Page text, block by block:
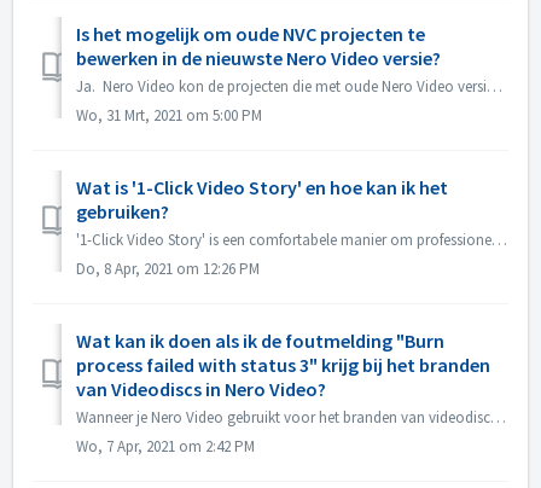
Is het mogelijk om oude NVC projecten te
bewerken in de nieuwste Nero Video versie?
Ja. Nero Video kon de projecten die met oude Nero Video versies waren gemaakt openen en bewerken. Maar de oude Nero Video kan geen projecten openen die m...
Wo, 31 Mrt, 2021 om 5:00 PM
Wat is '1-Click Video Story' en hoe kan ik het
gebruiken?
'1-Click Video Story' is een comfortabele manier om professionele diavoorstellingen en films te maken, gewoon via drag & drop, en slechts één kl...
Do, 8 Apr, 2021 om 12:26 PM
Wat kan ik doen als ik de foutmelding "Burn
process failed with status 3" krijg bij het branden
van Videodiscs in Nero Video?
Wanneer je Nero Video gebruikt voor het branden van videodiscs, kun je deze fout tegenkomen. "Status 3" is een algemene status voor het brandproc...
Wo, 7 Apr, 2021 om 2:42 PM